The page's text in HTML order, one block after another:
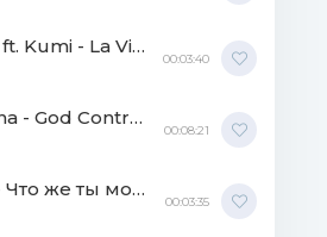
Dj Ross ft. Kumi - La Vie [клип] WEBRip
00:03:40
Madonna - God Control [клип] WEBRip
00:08:21
Dabro - Что же ты молчишь [клип] WEBRip
00:03:35